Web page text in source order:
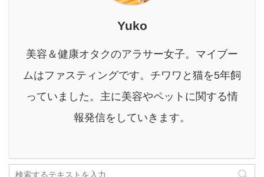
加で安心なドリンクが楽
る効果別に10種類ご紹介
します。 さらに、初心者
素ドリンクの作り方や、
より効果的に摂取するた
Yuko
美容＆健康オタクのアラサー女子。マイブー
ムはファスティングです。チワワと猫を5年飼
っていました。主に美容やペットに関する情
報発信をしていきます。